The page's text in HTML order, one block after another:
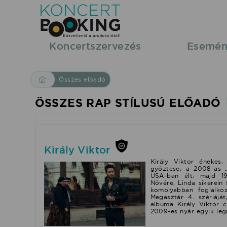
Összes
előadó
KoncertBooking
Koncertszervezés,
műsorrendelés
Koncertszervezés
Összes előadó
ÖSSZES RAP STÍLUSÚ ELŐADÓ
Király Viktor
Király Viktor énekes,
győztese, a 2008-as
USA-ban élt, majd
Nővére, Linda
komolyabban
Megasztár 4.
albuma Király Viktor
2009-es nyár egyik
felfedezettje"